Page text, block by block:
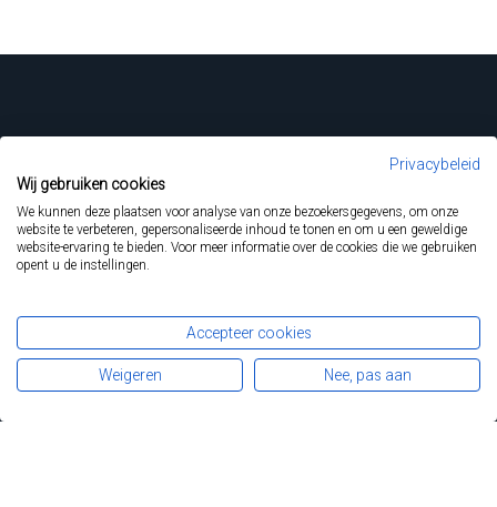
FAP
Lynch syndroom
Diagnose en opvolging
Darmkanker
Registers
Nieuws
Privacybeleid
Wij gebruiken cookies
We kunnen deze plaatsen voor analyse van onze bezoekersgegevens, om onze
website te verbeteren, gepersonaliseerde inhoud te tonen en om u een geweldige
website-ervaring te bieden. Voor meer informatie over de cookies die we gebruiken
opent u de instellingen.
Accepteer cookies
Weigeren Nee, pas aan